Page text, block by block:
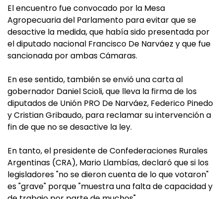
El encuentro fue convocado por la Mesa
Agropecuaria del Parlamento para evitar que se
desactive la medida, que había sido presentada por
el diputado nacional Francisco De Narváez y que fue
sancionada por ambas Cámaras.
En ese sentido, también se envió una carta al
gobernador Daniel Scioli, que lleva la firma de los
diputados de Unión PRO De Narváez, Federico Pinedo
y Cristian Gribaudo, para reclamar su intervención a
fin de que no se desactive la ley.
En tanto, el presidente de Confederaciones Rurales
Argentinas (CRA), Mario Llambías,declaró que si los
legisladores "no se dieron cuenta de lo que votaron"
es "grave" porque "muestra una falta de capacidad y